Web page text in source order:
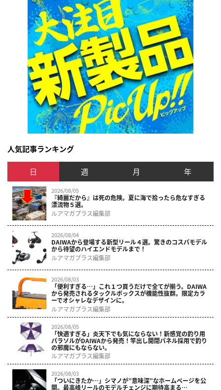
人気記事ランキング
日 週 月 年
2026/08/05
『綺麗だから』は死の危険。夏に海で拾ったら危なすぎる
漂流物５選。
ルアマガプラス編集部
2026/08/04
DAIWAから登場する新型リール４選。驚きのコスパモデル
から待望のハイエンドモデルまで！
ルアマガプラス編集部
2026/08/03
「便利すぎる…」これ１つ買うだけで全てが揃う。DAIWA
から発売されるタックルボックスが機能性抜群。限定カラ
ーでオシャレなデザインに。
ルアマガプラス編集部
2026/08/05
「快適すぎる」炎天下でも気にならない！新感覚の釣り用
パラソルがDAIWAから発売！竿出し開閉パネル採用で釣り
の邪魔にもならない。
ルアマガプラス編集部
2026/08/03
「ついにきたか…」シマノが”意味深”なホームページを公
開。最高峰リールのモデルチェンジに期待高まる…